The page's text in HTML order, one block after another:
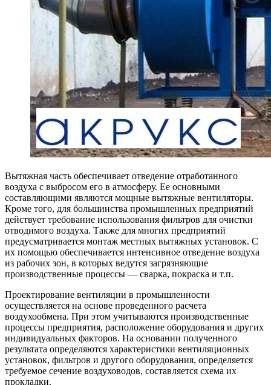
Вытяжная часть обеспечивает отведение отработанного
воздуха с выбросом его в атмосферу. Ее основными
составляющими являются мощные вытяжные вентиляторы.
Кроме того, для большинства промышленных предприятий
действует требование использования фильтров для очистки
отводимого воздуха. Также для многих предприятий
предусматривается монтаж местных вытяжных установок. С
их помощью обеспечивается интенсивное отведение воздуха
из рабочих зон, в которых ведутся загрязняющие
производственные процессы — сварка, покраска и т.п.
Проектирование вентиляции в промышленности
осуществляется на основе проведенного расчета
воздухообмена. При этом учитываются производственные
процессы предприятия, расположение оборудования и других
индивидуальных факторов. На основании полученного
результата определяются характеристики вентиляционных
установок, фильтров и другого оборудования, определяется
требуемое сечение воздуховодов, составляется схема их
прокладки.